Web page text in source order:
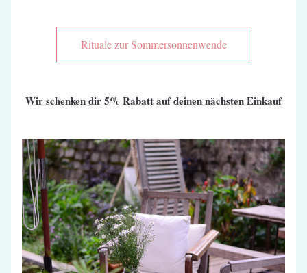
Rituale zur Sommersonnenwende
Wir schenken dir 5% Rabatt auf deinen nächsten Einkauf